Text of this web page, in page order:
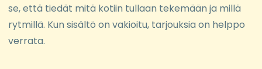
se, että tiedät mitä kotiin tullaan tekemään ja millä
rytmillä. Kun sisältö on vakioitu, tarjouksia on helppo
verrata.